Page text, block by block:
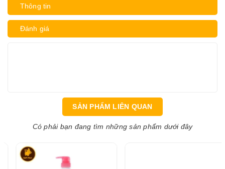
Thông tin
Đánh giá
SẢN PHẨM LIÊN QUAN
Có phải bạn đang tìm những sản phẩm dưới đây